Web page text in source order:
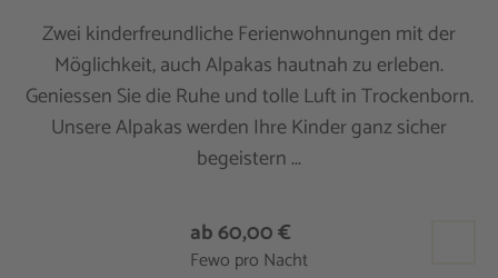
Zwei kinderfreundliche Ferienwohnungen mit der
Möglichkeit, auch Alpakas hautnah zu erleben.
Geniessen Sie die Ruhe und tolle Luft in Trockenborn.
Unsere Alpakas werden Ihre Kinder ganz sicher
begeistern ...
ab 60,00 €
Fewo pro Nacht